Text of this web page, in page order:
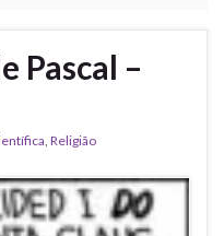
Pascal –
, Religião